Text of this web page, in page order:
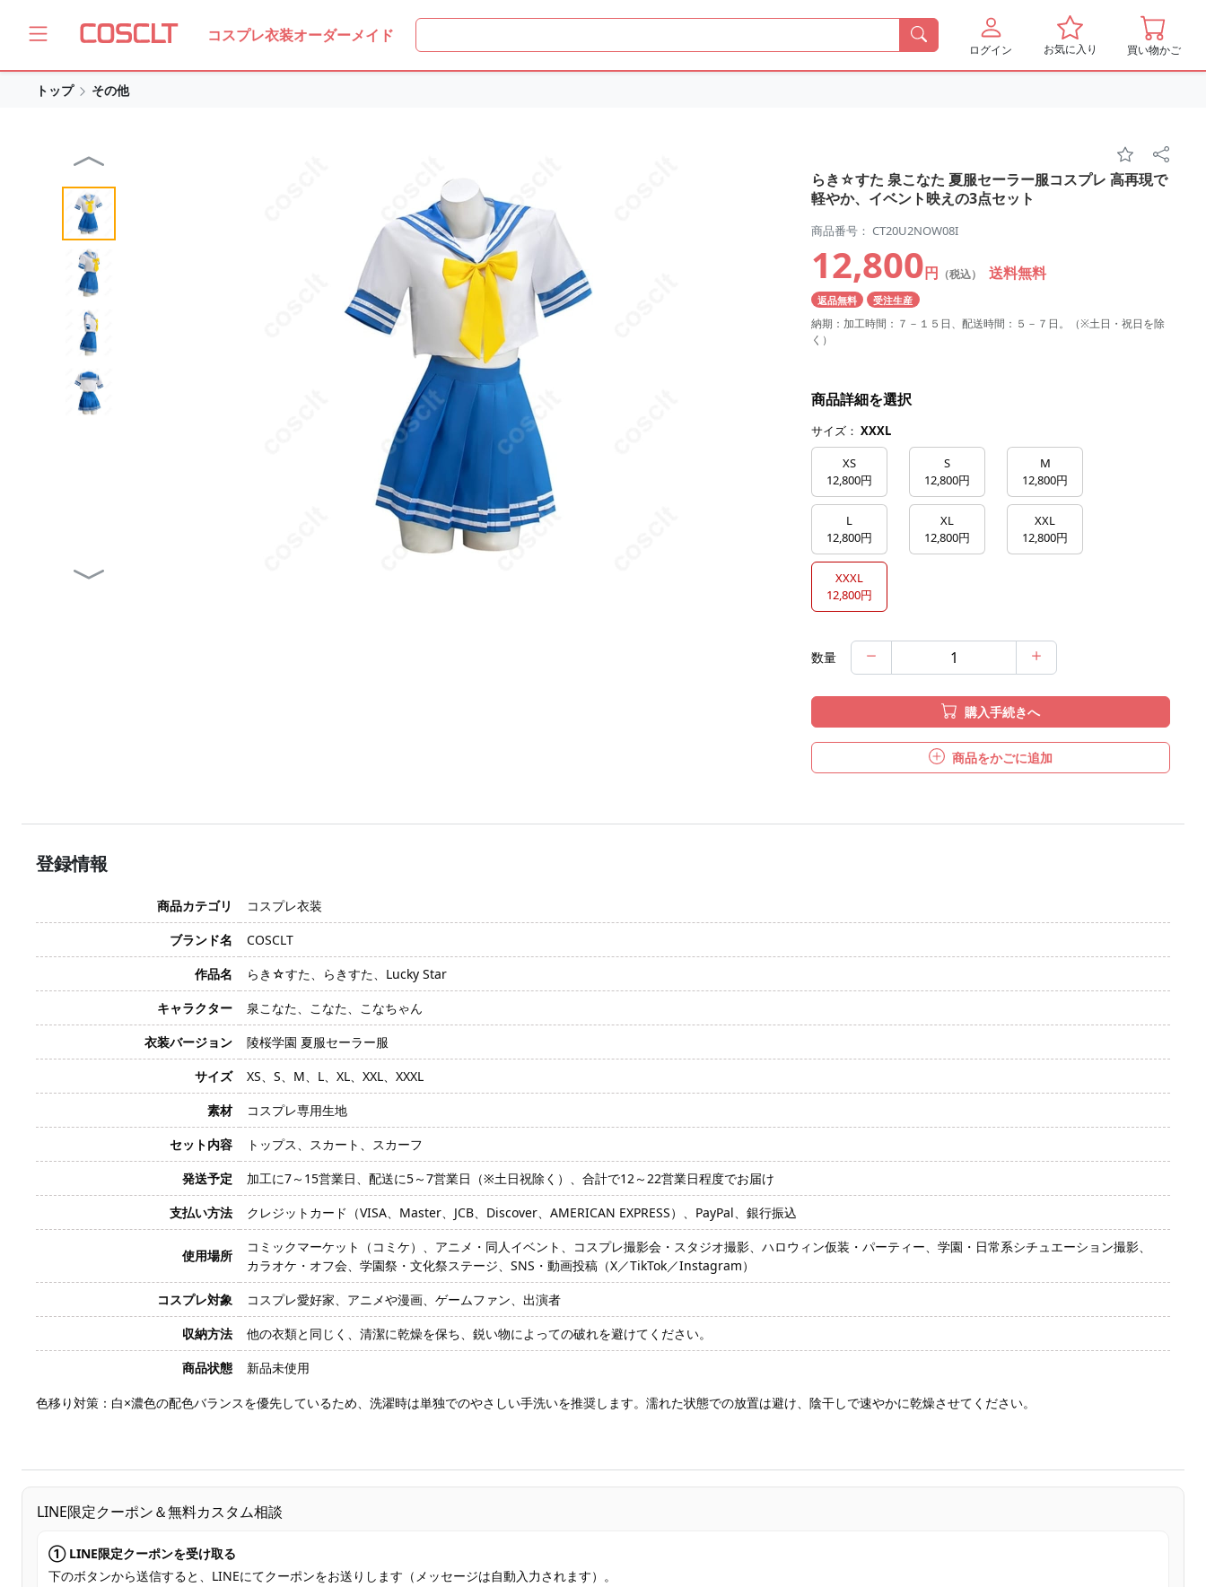
コスプレ衣装オーダーメイド
ログイン お気に入り 買い物かご
トップ その他
らき☆すた 泉こなた 夏服セーラー服コスプレ 高再現で
軽やか、イベント映えの3点セット
商品番号： CT20U2NOW08I
12,800円 （税込） 送料無料
返品無料 受注生産
納期：加工時間：７－１５日、配送時間：５－７日。（※土日・祝日を除
く）
商品詳細を選択
サイズ： XXXL
XS
12,800円
S
12,800円
M
12,800円
L
12,800円
XL
12,800円
XXL
12,800円
XXXL
12,800円
数量
購入手続きへ
商品をかごに追加
登録情報
商品カテゴリ
コスプレ衣装
ブランド名
COSCLT
作品名
らき☆すた、らきすた、Lucky Star
キャラクター
泉こなた、こなた、こなちゃん
衣装バージョン
陵桜学園 夏服セーラー服
サイズ
XS、S、M、L、XL、XXL、XXXL
素材
コスプレ専用生地
セット内容
トップス、スカート、スカーフ
発送予定
加工に7～15営業日、配送に5～7営業日（※土日祝除く）、合計で12～22営業日程度でお届け
支払い方法
クレジットカード（VISA、Master、JCB、Discover、AMERICAN EXPRESS）、PayPal、銀行振込
使用場所
コミックマーケット（コミケ）、アニメ・同人イベント、コスプレ撮影会・スタジオ撮影、ハロウィン仮装・パーティー、学園・日常系シチュエーション撮影、
カラオケ・オフ会、学園祭・文化祭ステージ、SNS・動画投稿（X／TikTok／Instagram）
コスプレ対象
コスプレ愛好家、アニメや漫画、ゲームファン、出演者
収納方法
他の衣類と同じく、清潔に乾燥を保ち、鋭い物によっての破れを避けてください。
商品状態
新品未使用
色移り対策：白×濃色の配色バランスを優先しているため、洗濯時は単独でのやさしい手洗いを推奨します。濡れた状態での放置は避け、陰干しで速やかに乾燥させてください。
LINE限定クーポン＆無料カスタム相談
① LINE限定クーポンを受け取る
下のボタンから送信すると、LINEにてクーポンをお送りします（メッセージは自動入力されます）。